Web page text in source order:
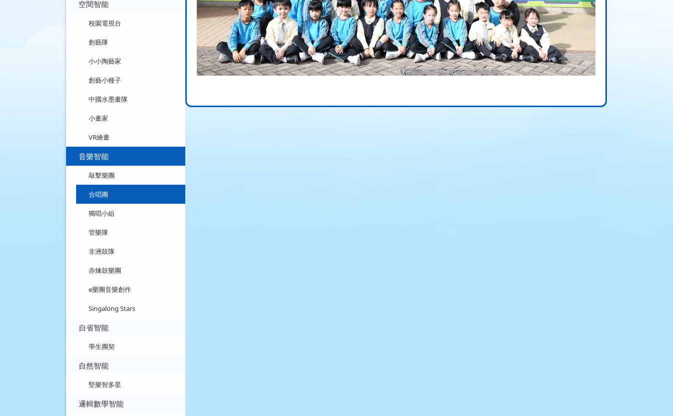
空間智能
校園電視台
創藝隊
小小陶藝家
創藝小種子
中國水墨畫隊
小畫家
VR繪畫
音樂智能
敲擊樂團
合唱團
獨唱小組
管樂隊
非洲鼓隊
赤煉鼓樂團
e樂團音樂創作
Singalong Stars
自省智能
學生團契
自然智能
堅樂智多星
邏輯數學智能